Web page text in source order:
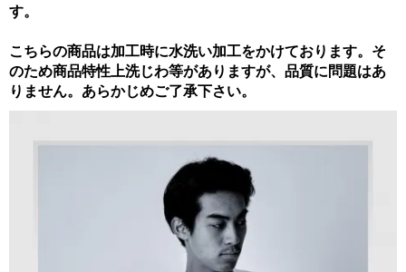
す。
こちらの商品は加工時に水洗い加工をかけております。そ
のため商品特性上洗じわ等がありますが、品質に問題はあ
りません。あらかじめご了承下さい。